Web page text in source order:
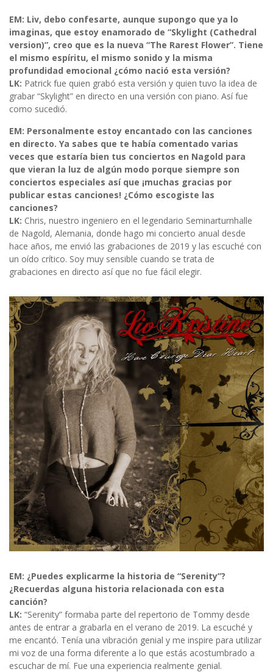
EM: Liv, debo confesarte, aunque supongo que ya lo
imaginas, que estoy enamorado de “Skylight (Cathedral
version)”, creo que es la nueva “The Rarest Flower”. Tiene
el mismo espíritu, el mismo sonido y la misma
profundidad emocional ¿cómo nació esta versión?
LK: Patrick fue quien grabó esta versión y quien tuvo la idea de
grabar “Skylight” en directo en una versión con piano. Así fue
como sucedió.
EM: Personalmente estoy encantado con las canciones
en directo. Ya sabes que te había comentado varias
veces que estaría bien tus conciertos en Nagold para
que vieran la luz de algún modo porque siempre son
conciertos especiales así que ¡muchas gracias por
publicar estas canciones! ¿Cómo escogiste las
canciones?
LK: Chris, nuestro ingeniero en el legendario Seminarturnhalle
de Nagold, Alemania, donde hago mi concierto anual desde
hace años, me envió las grabaciones de 2019 y las escuché con
un oído crítico. Soy muy sensible cuando se trata de
grabaciones en directo así que no fue fácil elegir.
EM: ¿Puedes explicarme la historia de “Serenity”?
¿Recuerdas alguna historia relacionada con esta
canción?
LK: “Serenity” formaba parte del repertorio de Tommy desde
antes de entrar a grabarla en el verano de 2019. La escuché y
me encantó. Tenía una vibración genial y me inspire para utilizar
mi voz de una forma diferente a lo que estás acostumbrado a
escuchar de mí. Fue una experiencia realmente genial.